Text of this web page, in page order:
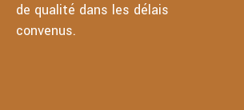
de qualité dans les délais
convenus.